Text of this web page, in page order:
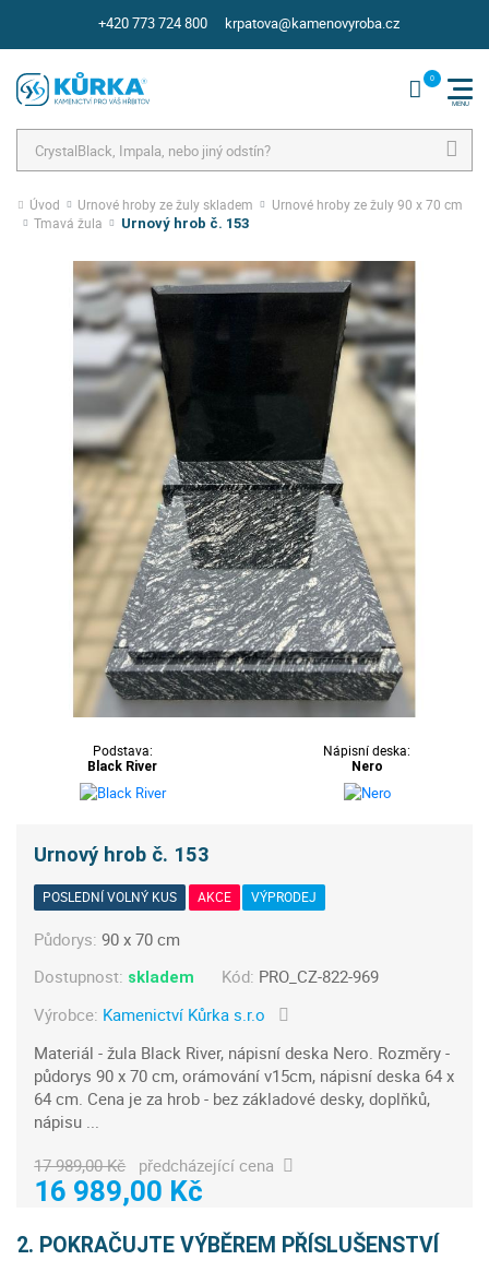
+420 773 724 800 krpatova@kamenovyroba.cz
Úvod Urnové hroby ze žuly skladem
Urnové hroby ze žuly 90 x 70 cm
Tmavá žula
Urnový hrob č. 153
Podstava:
Black River
Nápisní deska:
Nero
Urnový hrob č. 153
POSLEDNÍ VOLNÝ KUS AKCE VÝPRODEJ
Půdorys:90 x 70 cm
Dostupnost: skladem Kód: PRO_CZ-822-969
Výrobce: Kamenictví Kůrka s.r.o
Materiál - žula Black River, nápisní deska Nero. Rozměry -
půdorys 90 x 70 cm, orámování v15cm, nápisní deska 64 x
64 cm. Cena je za hrob - bez základové desky, doplňků,
nápisu ...
17 989,00 Kč předcházející cena
16 989,00 Kč
2. POKRAČUJTE VÝBĚREM PŘÍSLUŠENSTVÍ